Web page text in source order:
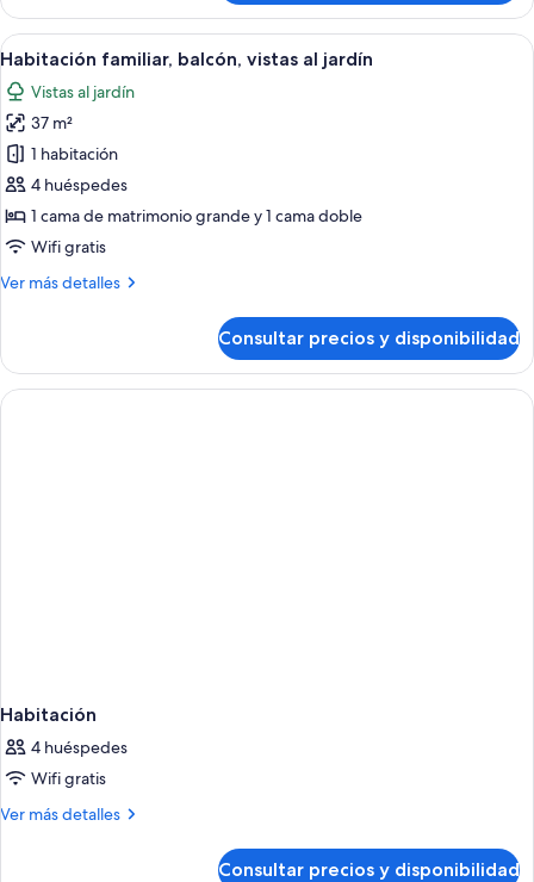
familiar,
balcón
Abrir
todas
las
fotos
de
Habitación
familiar,
balcón,
al
Habitación de hotel con cama,
2
Habitación familiar, balcón, vistas al jardín
Vistas al jardín
37 m²
1 habitación
4 huéspedes
1 cama de matrimonio grande y 1 cama doble
Wifi gratis
Ver más detalles
Más
familiar,
balcón,
vistas
Consultar precios y disponibilidad
Habitación
4 huéspedes
Wifi gratis
Ver más detalles
Más
Consultar precios y disponibilidad